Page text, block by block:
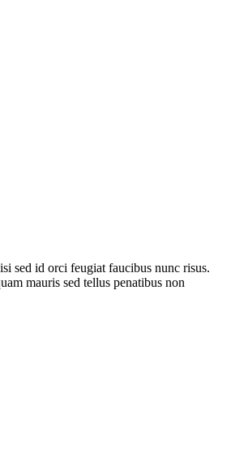
sed id orci feugiat faucibus nunc risus.
mauris sed tellus penatibus non